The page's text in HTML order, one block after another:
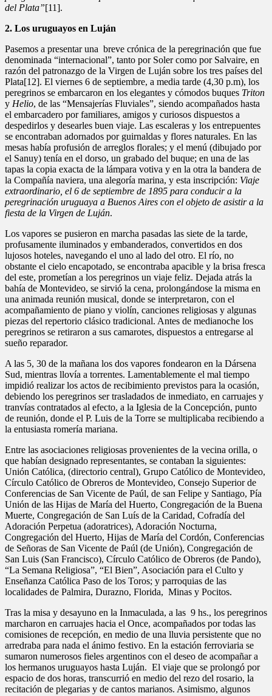
del Plata”[11].
2. Los uruguayos en Luján
Pasemos a presentar una breve crónica de la peregrinación que fue
denominada “internacional”, tanto por Soler como por Salvaire, en
razón del patronazgo de la Virgen de Luján sobre los tres países del
Plata[12]. El viernes 6 de septiembre, a media tarde (4,30 p.m), los
peregrinos se embarcaron en los elegantes y cómodos buques Triton
y Helio, de las “Mensajerías Fluviales”, siendo acompañados hasta
el embarcadero por familiares, amigos y curiosos dispuestos a
despedirlos y desearles buen viaje. Las escaleras y los entrepuentes
se encontraban adornados por guirnaldas y flores naturales. En las
mesas había profusión de arreglos florales; y el menú (dibujado por
el Sanuy) tenía en el dorso, un grabado del buque; en una de las
tapas la copia exacta de la lámpara votiva y en la otra la bandera de
la Compañía naviera, una alegoría marina, y esta inscripción: Viaje
extraordinario, el 6 de septiembre de 1895 para conducir a la
peregrinación uruguaya a Buenos Aires con el objeto de asistir a la
fiesta de la Virgen de Luján.
Los vapores se pusieron en marcha pasadas las siete de la tarde,
profusamente iluminados y embanderados, convertidos en dos
lujosos hoteles, navegando el uno al lado del otro. El río, no
obstante el cielo encapotado, se encontraba apacible y la brisa fresca
del este, prometían a los peregrinos un viaje feliz. Dejada atrás la
bahía de Montevideo, se sirvió la cena, prolongándose la misma en
una animada reunión musical, donde se interpretaron, con el
acompañamiento de piano y violín, canciones religiosas y algunas
piezas del repertorio clásico tradicional. Antes de medianoche los
peregrinos se retiraron a sus camarotes, dispuestos a entregarse al
sueño reparador.
A las 5, 30 de la mañana los dos vapores fondearon en la Dársena
Sud, mientras llovía a torrentes. Lamentablemente el mal tiempo
impidió realizar los actos de recibimiento previstos para la ocasión,
debiendo los peregrinos ser trasladados de inmediato, en carruajes y
tranvías contratados al efecto, a la Iglesia de la Concepción, punto
de reunión, donde el P. Luis de la Torre se multiplicaba recibiendo a
la entusiasta romería mariana.
Entre las asociaciones religiosas provenientes de la vecina orilla, o
que habían designado representantes, se contaban la siguientes:
Unión Católica, (directorio central), Grupo Católico de Montevideo,
Círculo Católico de Obreros de Montevideo, Consejo Superior de
Conferencias de San Vicente de Paúl, de san Felipe y Santiago, Pía
Unión de las Hijas de María del Huerto, Congregación de la Buena
Muerte, Congregación de San Luís de la Caridad, Cofradía del
Adoración Perpetua (adoratrices), Adoración Nocturna,
Congregación del Huerto, Hijas de María del Cordón, Conferencias
de Señoras de San Vicente de Paúl (de Unión), Congregación de
San Luis (San Francisco), Círculo Católico de Obreros (de Pando),
“La Semana Religiosa”, “El Bien”, Asociación para el Culto y
Enseñanza Católica Paso de los Toros; y parroquias de las
localidades de Palmira, Durazno, Florida, Minas y Pocitos.
Tras la misa y desayuno en la Inmaculada, a las 9 hs., los peregrinos
marcharon en carruajes hacia el Once, acompañados por todas las
comisiones de recepción, en medio de una lluvia persistente que no
arredraba para nada el ánimo festivo. En la estación ferroviaria se
sumaron numerosos fieles argentinos con el deseo de acompañar a
los hermanos uruguayos hasta Luján. El viaje que se prolongó por
espacio de dos horas, transcurrió en medio del rezo del rosario, la
recitación de plegarias y de cantos marianos. Asimismo, algunos